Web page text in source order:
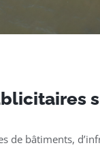
de bâtiments,